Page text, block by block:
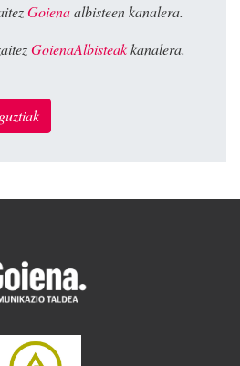
Goienaalbisteen kanalera.
GoienaAlbisteakkanalera.